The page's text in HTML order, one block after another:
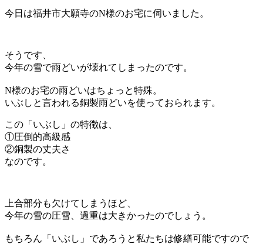
今日は福井市大願寺のN様のお宅に伺いました。
そうです、
今年の雪で雨どいが壊れてしまったのです。
N様のお宅の雨どいはちょっと特殊。
いぶしと言われる銅製雨どいを使っておられます。
この「いぶし」の特徴は、
①圧倒的高級感
②銅製の丈夫さ
なのです。
上合部分も欠けてしまうほど、
今年の雪の圧雪、過重は大きかったのでしょう。
もちろん「いぶし」であろうと私たちは修繕可能ですので